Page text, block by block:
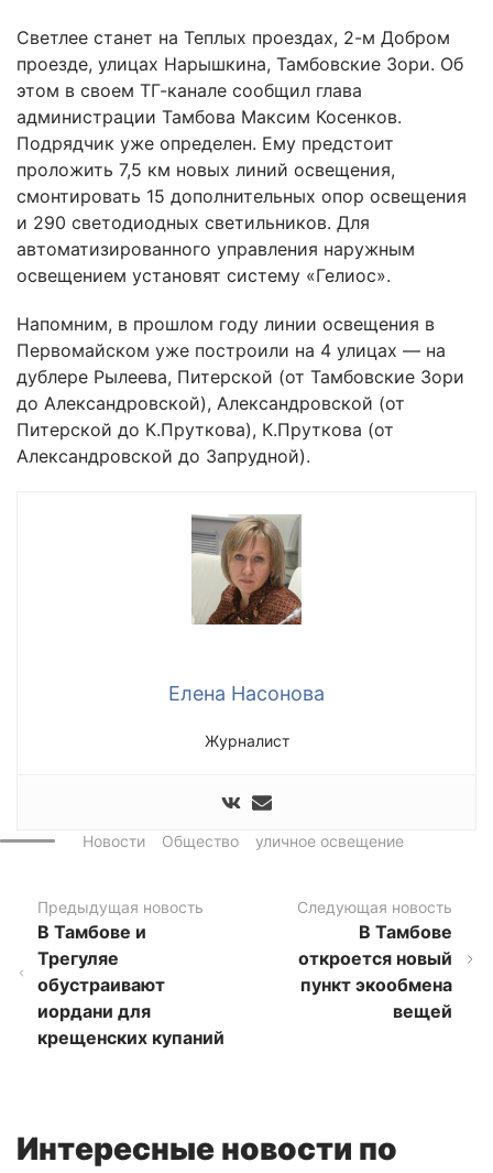
Светлее станет на Теплых проездах, 2-м Добром
проезде, улицах Нарышкина, Тамбовские Зори. Об
этом в своем ТГ-канале сообщил глава
администрации Тамбова Максим Косенков.
Подрядчик уже определен. Ему предстоит
проложить 7,5 км новых линий освещения,
смонтировать 15 дополнительных опор освещения
и 290 светодиодных светильников. Для
автоматизированного управления наружным
освещением установят систему «Гелиос».
Напомним, в прошлом году линии освещения в
Первомайском уже построили на 4 улицах — на
дублере Рылеева, Питерской (от Тамбовские Зори
до Александровской), Александровской (от
Питерской до К.Пруткова), К.Пруткова (от
Александровской до Запрудной).
Елена Насонова
Журналист
Новости Общество уличное освещение
Предыдущая новость
В Тамбове и
Трегуляе
обустраивают
иордани для
крещенских купаний
Следующая новость
В Тамбове
откроется новый
пункт экообмена
вещей
Интересные новости по